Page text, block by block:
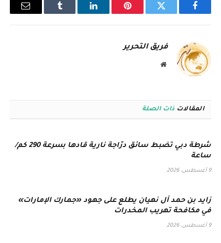
فيسبوك تويتر بينتيريستلينكدإن Tumblr
البريد
فريق التحرير
موقع
المقالات ذات الصلة
شرطة دبي تضبط سائق درّاجة نارية قادها بسرعة 290 كم/
ساعة
9 أغسطس، 2026
زايد بن حمد آل نهيان يطلع على جهود «جمارك الإمارات»
في مكافحة تهريب المخدرات
9 أغسطس، 2026